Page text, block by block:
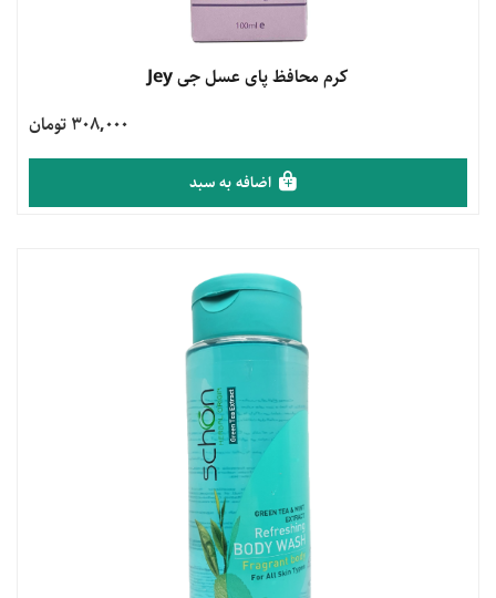
کرم محافظ پای عسل جی Jey
308,000 تومان
اضافه به سبد